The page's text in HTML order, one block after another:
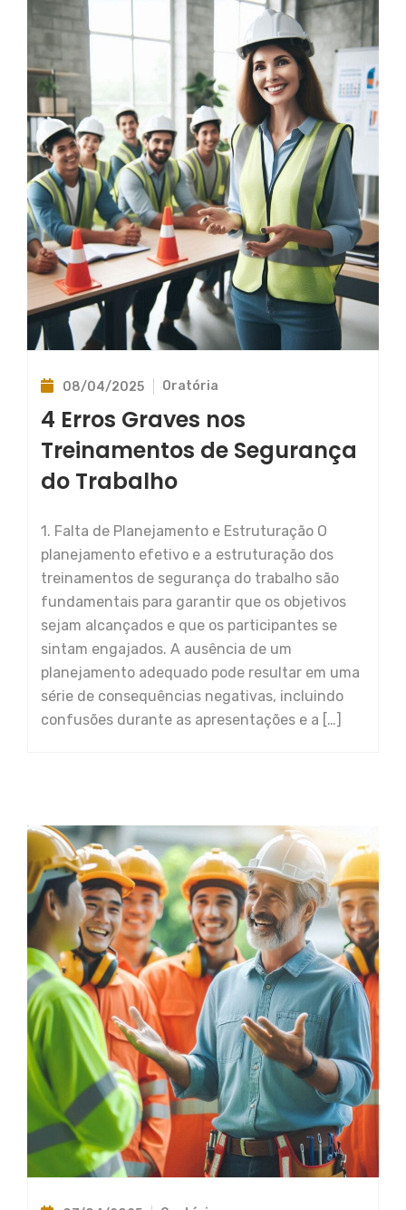
08/04/2025 Oratória
4 Erros Graves nos
Treinamentos de Segurança
do Trabalho
1. Falta de Planejamento e Estruturação O
planejamento efetivo e a estruturação dos
treinamentos de segurança do trabalho são
fundamentais para garantir que os objetivos
sejam alcançados e que os participantes se
sintam engajados. A ausência de um
planejamento adequado pode resultar em uma
série de consequências negativas, incluindo
confusões durante as apresentações e a […]